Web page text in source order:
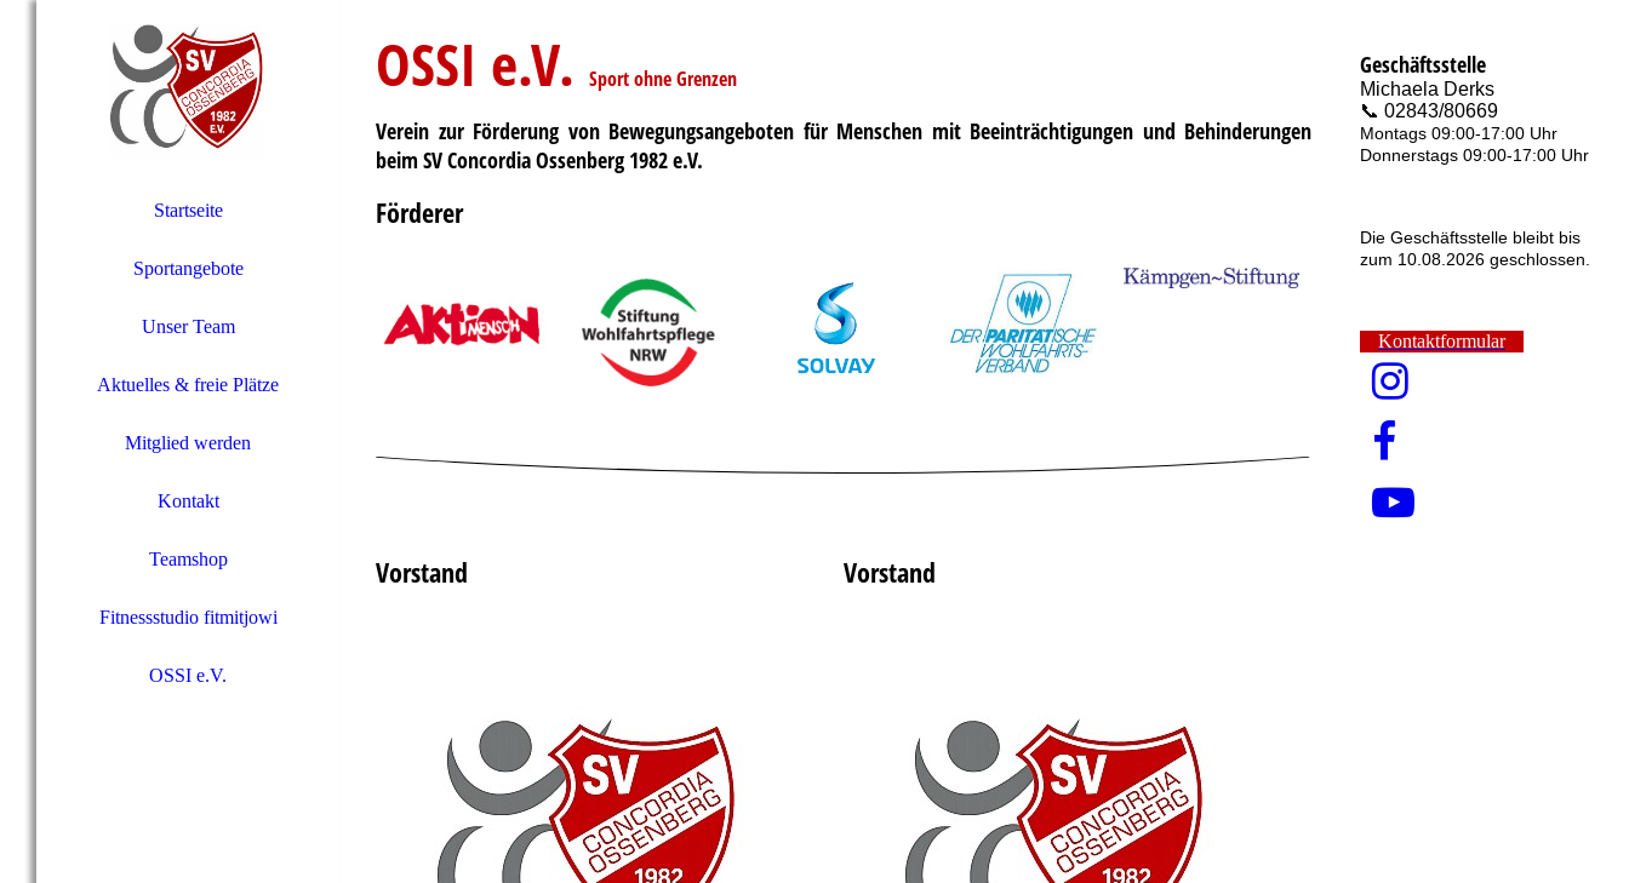
Startseite
Sportangebote
Unser Team
Aktuelles & freie Plätze
Mitglied werden
Kontakt
Teamshop
Fitnessstudio fitmitjowi
OSSI e.V.
OSSI e.V. Sport ohne Grenzen
Verein zur Förderung von Bewegungsangeboten für Menschen mit Beeinträchtigungen und Behinderungen
beim SV Concordia Ossenberg 1982 e.V.
Förderer
Vorstand Vorstand
Geschäftsstelle
Michaela Derks
📞 02843/80669
Montags 09:00-17:00 Uhr
Donnerstags 09:00-17:00 Uhr
Die Geschäftsstelle bleibt bis
zum 10.08.2026 geschlossen.
Kontaktformular